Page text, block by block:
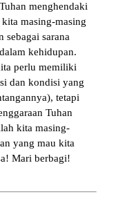
menghendaki
masing-masing
sebagai sarana
kehidupan.
perlu memiliki
dan kondisi yang
tetapi
Tuhan
kita masing-
yang mau kita
Mari berbagi!